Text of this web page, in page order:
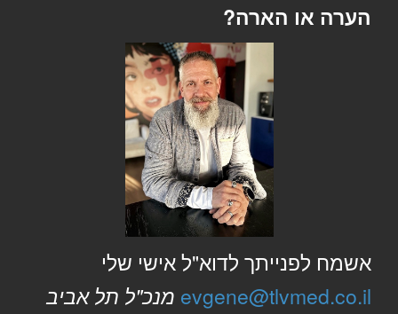
הערה או הארה?
אשמח לפנייתך לדוא"ל אישי שלי
evgene@tlvmed.co.il מנכ"ל תל אביב